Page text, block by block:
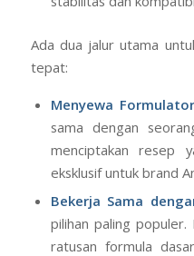
Ada dua jalur utama
tepat:
Menyewa
sama dengan
menciptakan resep
eksklusif untuk brand
Bekerja Sama
pilihan paling populer.
ratusan formula